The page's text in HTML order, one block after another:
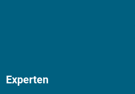
Experten